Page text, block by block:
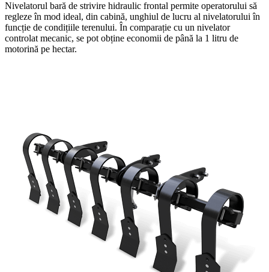
Nivelatorul bară de strivire hidraulic frontal permite operatorului să
regleze în mod ideal, din cabină, unghiul de lucru al nivelatorului în
funcție de condițiile terenului. În comparație cu un nivelator
controlat mecanic, se pot obține economii de până la 1 litru de
motorină pe hectar.